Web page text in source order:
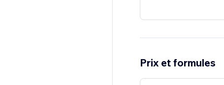
Prix et formules